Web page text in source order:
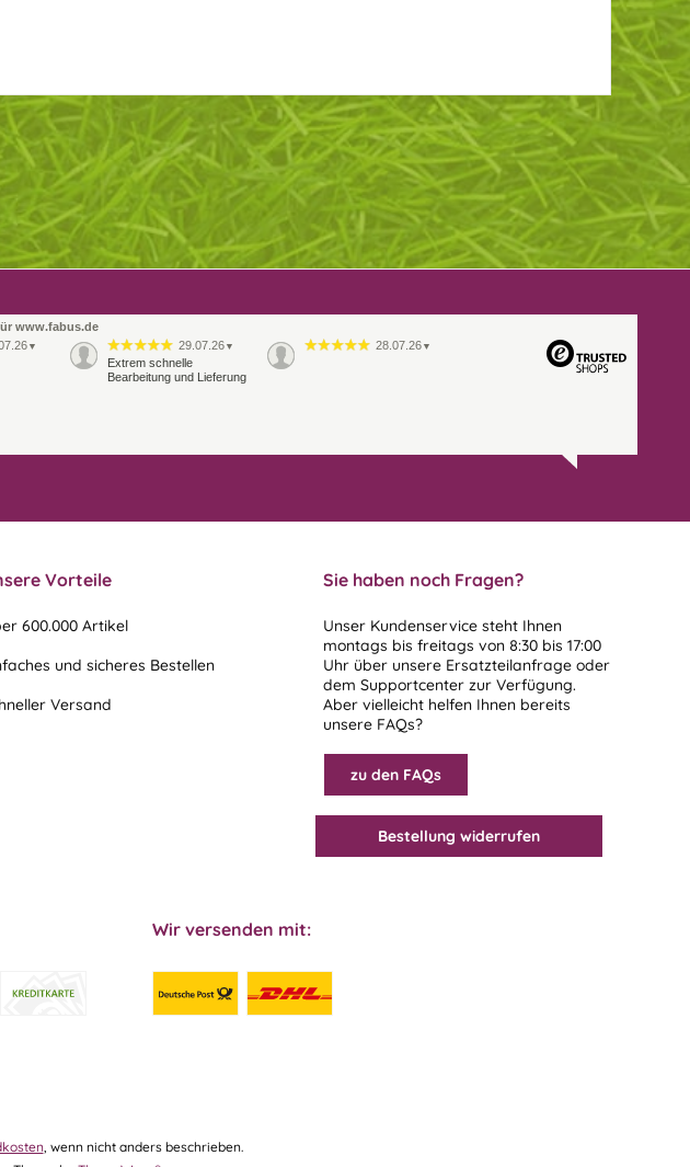
www.fabus.de
▼ 29.07.26 ▼
Extrem schnelle
Bearbeitung und Lieferung
28.07.26 ▼
Vorteile
600.000 Artikel
und sicheres Bestellen
Versand
Sie haben noch Fragen?
Unser Kundenservice steht Ihnen
montags bis freitags von 8:30 bis 17:00
Uhr über unsere Ersatzteilanfrage oder
dem Supportcenter zur Verfügung.
Aber vielleicht helfen Ihnen bereits
unsere FAQs?
zu den FAQs
Bestellung widerrufen
Wir versenden mit:
, wenn nicht anders beschrieben.